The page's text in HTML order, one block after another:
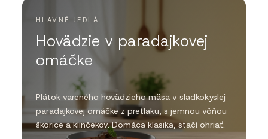
HLAVNÉ JEDLÁ
Hovädzie v paradajkovej
omáčke
Plátok vareného hovädzieho mäsa v sladkokyslej
paradajkovej omáčke z pretlaku, s jemnou vôňou
škorice a klinčekov. Domáca klasika, stačí ohriať.